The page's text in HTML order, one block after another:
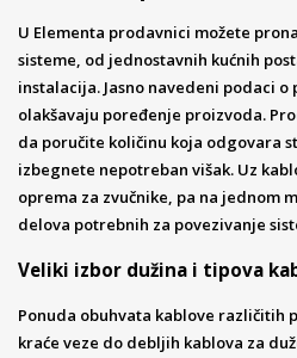
U Elementa prodavnici možete
sisteme, od jednostavnih kućnih
instalacija. Jasno navedeni podaci
olakšavaju poređenje proizvoda.
da poručite količinu koja odgovara
izbegnete nepotreban višak. Uz
oprema za zvučnike, pa na jednom
delova potrebnih za povezivanje
Veliki izbor dužina i tipova
Ponuda obuhvata kablove različitih
kraće veze do debljih kablova za